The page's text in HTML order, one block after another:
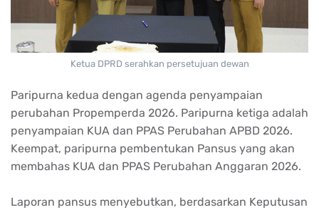
Ketua DPRD serahkan persetujuan dewan
Paripurna kedua dengan agenda penyampaian
perubahan Propemperda 2026. Paripurna ketiga adalah
penyampaian KUA dan PPAS Perubahan APBD 2026.
Keempat, paripurna pembentukan Pansus yang akan
membahas KUA dan PPAS Perubahan Anggaran 2026.
Laporan pansus menyebutkan, berdasarkan Keputusan